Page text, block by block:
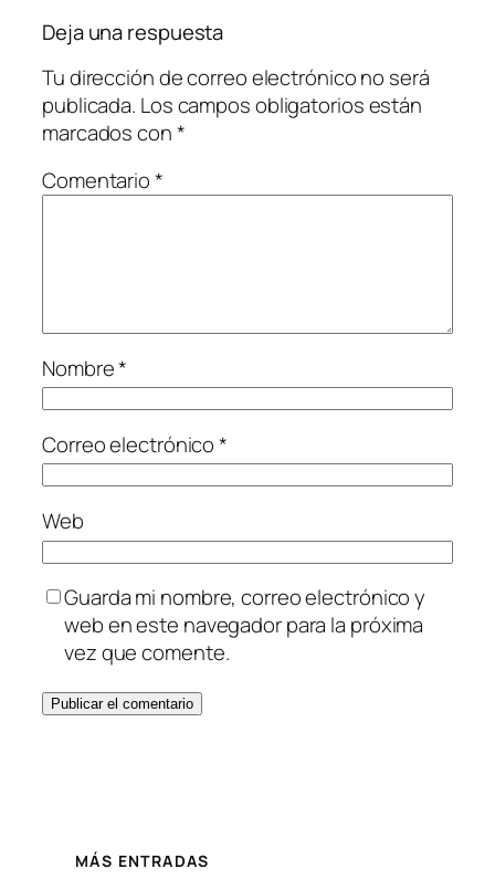
Deja una respuesta
Tu dirección de correo electrónico no será
publicada. Los campos obligatorios están
marcados con*
Comentario*
Nombre*
Correo electrónico*
Web
Guarda mi nombre, correo electrónico y
web en este navegador para la próxima
vez que comente.
MÁS ENTRADAS